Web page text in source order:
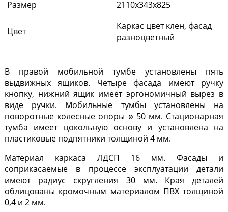
Размер
2110х343х825
Цвет
Каркас цвет клен, фасад
разноцветный
В правой мобильной тумбе установлены пять
выдвижных ящиков. Четыре фасада имеют ручку
кнопку, нижний ящик имеет эргономичный вырез в
виде ручки. Мобильные тумбы установлены на
поворотные колесные опоры ø 50 мм. Стационарная
тумба имеет цокольную основу и установлена на
пластиковые подпятники толщиной 4 мм.
Материал каркаса ЛДСП 16 мм. Фасады и
соприкасаемые в процессе эксплуатации детали
имеют радиус скругления 30 мм. Края деталей
облицованы кромочным материалом ПВХ толщиной
0,4 и 2 мм.